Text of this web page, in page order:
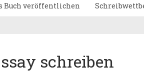
Buch veröffentlichen
schreiben